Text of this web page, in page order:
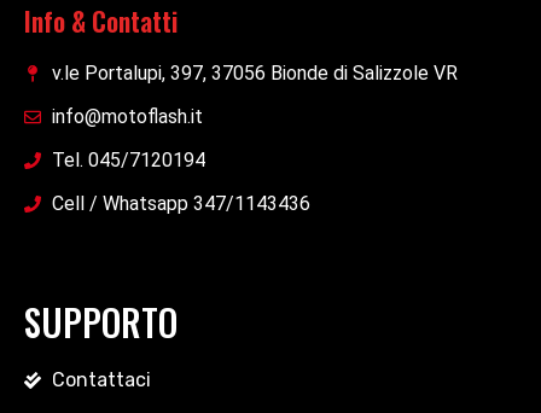
Info & Contatti
v.le Portalupi, 397, 37056 Bionde di Salizzole VR
info@motoflash.it
Tel. 045/7120194
Cell / Whatsapp 347/1143436
SUPPORTO
Contattaci